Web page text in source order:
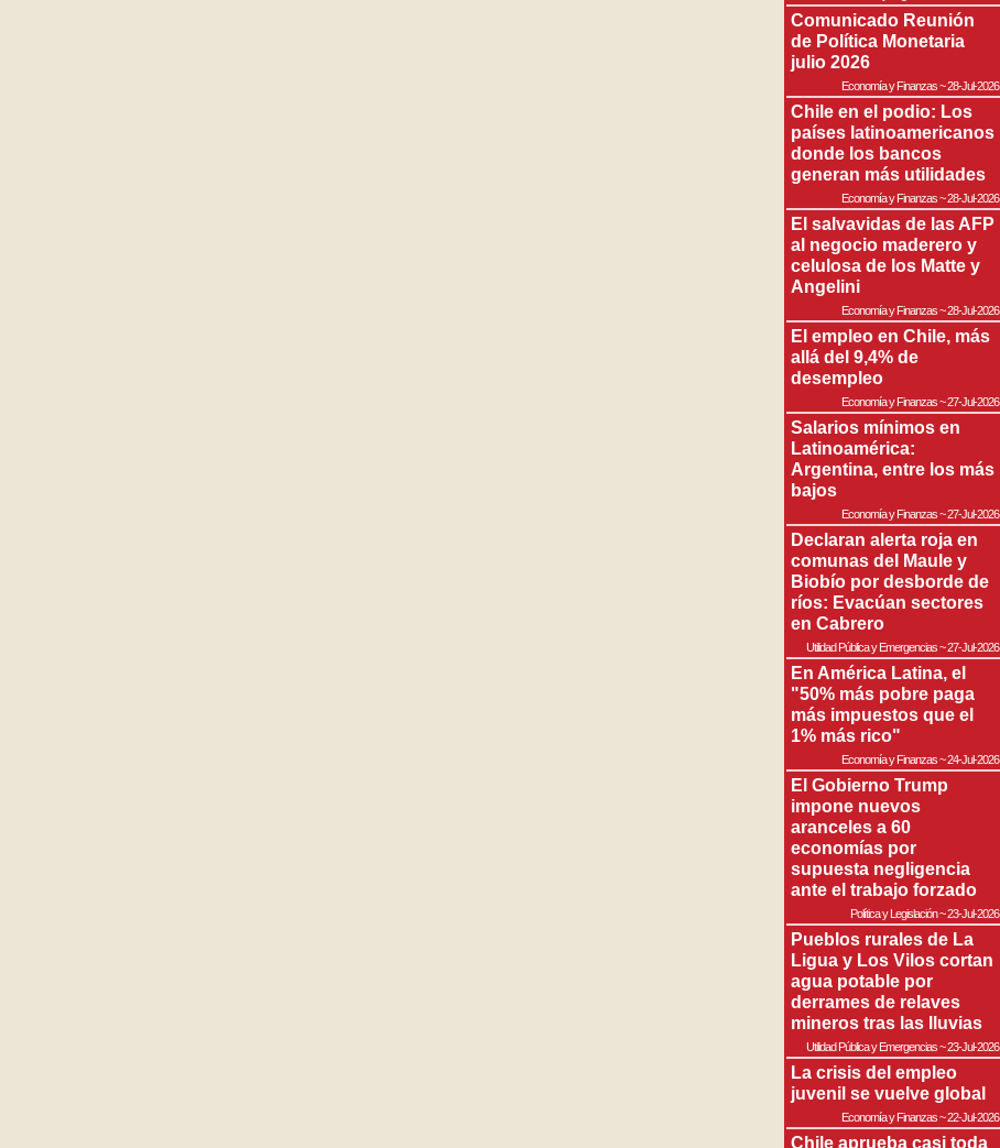
Comunicado Reunión
de Política Monetaria
julio 2026
Economía y Finanzas~28-Jul-2026
Chile en el podio: Los
países latinoamericanos
donde los bancos
generan más utilidades
Economía y Finanzas~28-Jul-2026
El salvavidas de las AFP
al negocio maderero y
celulosa de los Matte y
Angelini
Economía y Finanzas~28-Jul-2026
El empleo en Chile, más
allá del 9,4% de
desempleo
Economía y Finanzas~27-Jul-2026
Salarios mínimos en
Latinoamérica:
Argentina, entre los más
bajos
Economía y Finanzas~27-Jul-2026
Declaran alerta roja en
comunas del Maule y
Biobío por desborde de
ríos: Evacúan sectores
en Cabrero
Utilidad Pública y Emergencias~27-Jul-2026
En América Latina, el
"50% más pobre paga
más impuestos que el
1% más rico"
Economía y Finanzas~24-Jul-2026
El Gobierno Trump
impone nuevos
aranceles a 60
economías por
supuesta negligencia
ante el trabajo forzado
Política y Legislación~23-Jul-2026
Pueblos rurales de La
Ligua y Los Vilos cortan
agua potable por
derrames de relaves
mineros tras las lluvias
Utilidad Pública y Emergencias~23-Jul-2026
La crisis del empleo
juvenil se vuelve global
Economía y Finanzas~22-Jul-2026
Chile aprueba casi toda